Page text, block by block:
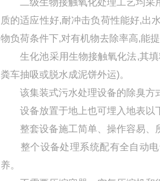
二级生物接触氧化处理工艺均采用
质的适应性好,耐冲击负荷性能好,出
物负荷条件下,对有机物去除率高,能
生化池采用生物接触氧化法,其填
粪车抽吸或脱水成泥饼外运)。
该集装式污水处理设备的除臭方
设备放置于地上也可埋入地表以
整套设备施工简单、操作容易、
整个设备处理系统配有全自动电
养。